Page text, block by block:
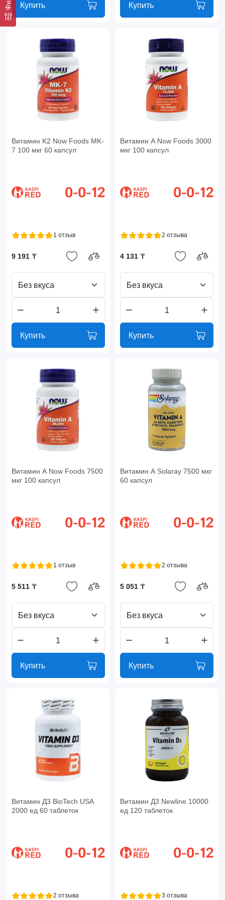
Купить Купить
Витамин K2 Now Foods MK-
7 100 мкг 60 капсул
1 отзыв
9 191 ₸
Без вкуса
Купить
Витамин А Now Foods 3000
мкг 100 капсул
2 отзыва
4 131 ₸
Без вкуса
Купить
Витамин А Now Foods 7500
мкг 100 капсул
1 отзыв
5 511 ₸
Без вкуса
Купить
Витамин А Solaray 7500 мкг
60 капсул
2 отзыва
5 051 ₸
Без вкуса
Купить
Витамин Д3 BioTech USA
2000 ед 60 таблеток
2 отзыва
Витамин Д3 Newline 10000
ед 120 таблеток
3 отзыва